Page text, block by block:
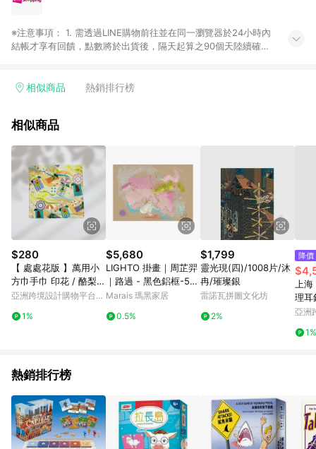
※注意事項： 1. 需透過LINE購物前往並在同一瀏覽器於24小時內
結帳才享有回饋，點數將於出貨後，隔天起算之90個天陸續確認
網頁版（電腦／手機版網頁）切換為App都將會造成追蹤中斷而
為購物資訊整合性平台，商品資料更新會有時間差，如顯示之商
售網頁標示為準。 6. 若上述或其他原因，致使消費者無接收到點
數回饋或點數回饋有爭議，親子天下Shopping保有更改條款與最
終解釋權，活動詳情以親子天下Shopping網站公告為準。
相似商品 熱銷排行榜
相似商品
$280
【 處處花版 】萬用小
方巾手巾 印花 / 酪梨去
海邊
亞洲跨境設計購物平台
1%
$5,680
LIGHTO 掛畫｜周芷羿
｜路過 - 黑色鋁框-50
x 70 cm
Marais 瑪黑家居
0.5%
$1,799
靈光現(四)/1008片/沐
冉/璀璨銀
雷諾瓦拼圖文化坊
2%
降價
上
理耳
亞洲
1%
熱銷排行榜